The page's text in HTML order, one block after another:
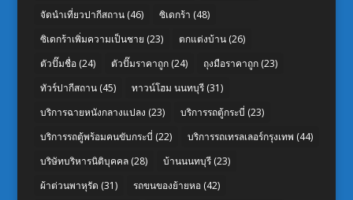
จัดนำเที่ยวปากีสถาน(46) ซิเดกร้า (48)
ซิเดกร้าเพิ่มความเป็นชาย (23) ตกแต่งบ้าน(26)
ตัวปั๊มชื่อ(24) ตัวปั๊มราคาถูก(24) ถุงมือราคาถูก(23)
ทัวร์ปากีสถาน(45) ทาวน์โฮม นนทบุรี(31)
บริการฉายหนังกลางแปลง (23) บริการรถตู้กระบี่ (23)
บริการรถตู้พร้อมคนขับกระบี่ (22) บริการรถเทรลเลอร์กรุงเทพ (44)
บริษัทบริหารนิติบุคคล(28) บ้านนนทบุรี(23)
ผ้าต่วนพาหุรัด (31) รถขนของย้ายหอ(42)